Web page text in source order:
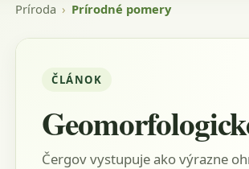
Príroda › Prírodné pomery
ČLÁNOK
Čergov vystupuje ako výrazne